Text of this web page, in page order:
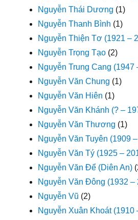
Nguyễn Thái Dương (1)
Nguyễn Thanh Bình (1)
Nguyễn Thiện Tơ (1921 –
Nguyễn Trọng Tạo (2)
Nguyễn Trung Cang (1947
Nguyễn Văn Chung (1)
Nguyễn Văn Hiên (1)
Nguyễn Văn Khánh (? –
Nguyễn Văn Thương (1)
Nguyễn Văn Tuyên (1909
Nguyễn Văn Tý (1925 –
Nguyễn Văn Để (Diên An)
Nguyễn Văn Đông (1932 –
Nguyễn Vũ (2)
Nguyễn Xuân Khoát (1910